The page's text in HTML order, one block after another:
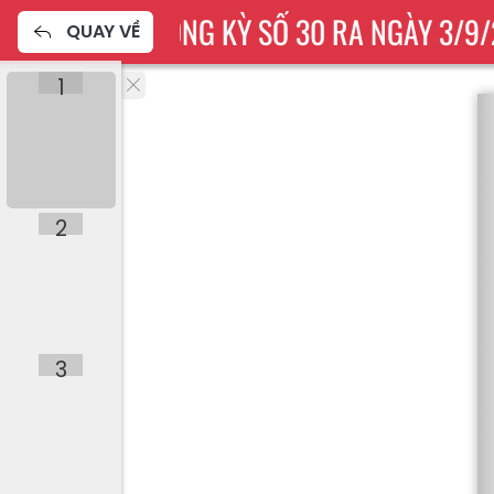
QUAY VỀ
LÀO CAI THƯỜNG KỲ SỐ 30 RA NGÀY 3/
1
2
3